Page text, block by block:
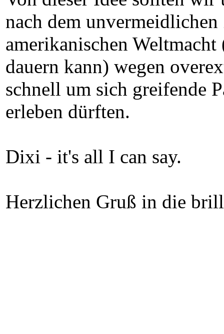
nach dem
amerikanischen
dauern kann) wegen
schnell um sich greifende
erleben dürften.
Dixi - it's all I can say.
Herzlichen Gruß in die